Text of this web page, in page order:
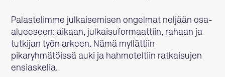
Palastelimme julkaisemisen ongelmat neljään osa-
alueeseen: aikaan, julkaisuformaattiin, rahaan ja
tutkijan työn arkeen. Nämä myllättiin
pikaryhmätöissä auki ja hahmoteltiin ratkaisujen
ensiaskelia.